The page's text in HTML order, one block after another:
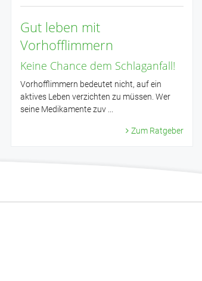
Gut leben mit
Vorhofflimmern
Keine Chance dem Schlaganfall!
Vorhofflimmern bedeutet nicht, auf ein
aktives Leben verzichten zu müssen. Wer
seine Medikamente zuv ...
Zum Ratgeber